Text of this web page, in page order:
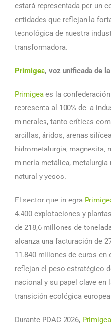
estará representada por un
entidades que reflejan la
tecnológica de nuestra
transformadora.
Primigea, voz unificada de
Primigea es la
representa al 100% de la
minerales, tanto críticas
arcillas, áridos, arenas
hidrometalurgia, magnesita,
minería metálica, metalurgia
natural y yesos.
El sector que integra
4.400 explotaciones y
de 218,6 millones de
alcanza una facturación de
11.840 millones de euros
reflejan el peso estratégico
nacional y su papel clave
transición ecológica europea.
Durante PDAC 2026, Primigea